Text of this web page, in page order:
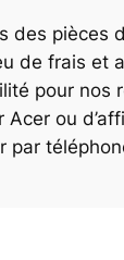
des pièces
de frais et
pour nos
Acer ou
par